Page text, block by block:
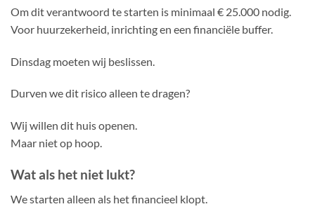
Om dit verantwoord te starten is minimaal € 25.000 nodig.
Voor huurzekerheid, inrichting en een financiële buffer.
Dinsdag moeten wij beslissen.
Durven we dit risico alleen te dragen?
Wij willen dit huis openen.
Maar niet op hoop.
Wat als het niet lukt?
We starten alleen als het financieel klopt.